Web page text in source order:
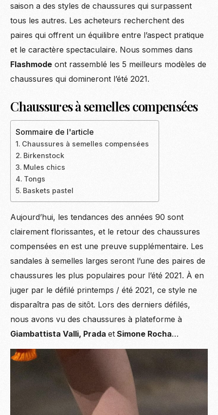
saison a des styles de chaussures qui surpassent
tous les autres. Les acheteurs recherchent des
paires qui offrent un équilibre entre l’aspect pratique
et le caractère spectaculaire. Nous sommes dans
Flashmode ont rassemblé les 5 meilleurs modèles de
chaussures qui domineront l’été 2021.
Chaussures à semelles compensées
Sommaire de l'article
Chaussures à semelles compensées
Birkenstock
Mules chics
Tongs
Baskets pastel
Aujourd’hui, les tendances des années 90 sont
clairement florissantes, et le retour des chaussures
compensées en est une preuve supplémentaire. Les
sandales à semelles larges seront l’une des paires de
chaussures les plus populaires pour l’été 2021. À en
juger par le défilé printemps / été 2021, ce style ne
disparaîtra pas de sitôt. Lors des derniers défilés,
nous avons vu des chaussures à plateforme à
Giambattista Valli, Pradaet Simone Rocha…